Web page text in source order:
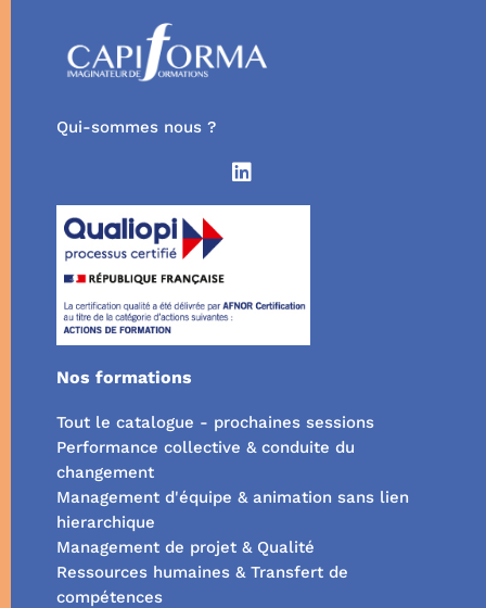
Qui-sommes nous ?
Nos formations
Tout le catalogue - prochaines sessions
Performance collective & conduite du
changement
Management d'équipe & animation sans lien
hierarchique
Management de projet & Qualité
Ressources humaines & Transfert de
compétences